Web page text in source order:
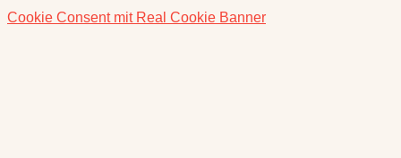
Cookie Consent mit Real Cookie Banner